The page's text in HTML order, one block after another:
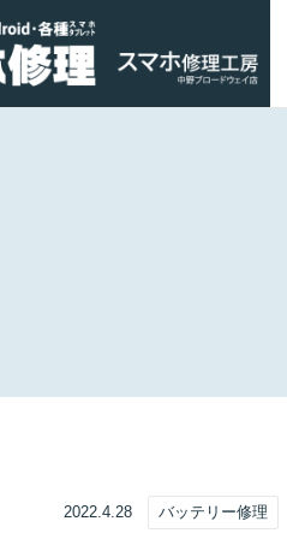
2022.4.28 バッテリー修理